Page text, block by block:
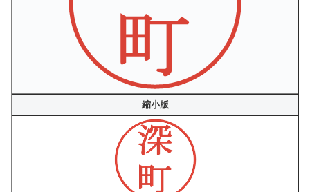
縮小版